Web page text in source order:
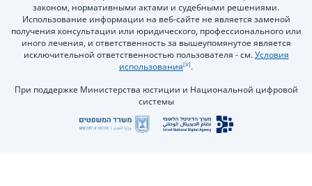
законом, нормативными актами и судебными решениями.
Использование информации на веб-сайте не является заменой
получения консультации или юридического, профессионального или
иного лечения, и ответственность за вышеупомянутое является
исключительной ответственностью пользователя - см.Условия
использования
.
При поддержке Министерства юстиции и Национальной цифровой
системы